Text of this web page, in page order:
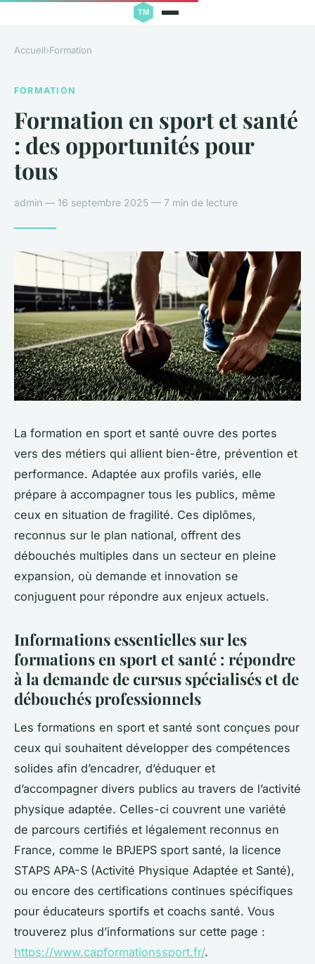
Accueil›Formation
FORMATION
Formation en sport et santé
: des opportunités pour
tous
admin — 16 septembre 2025 — 7 min de lecture
La formation en sport et santé ouvre des portes
vers des métiers qui allient bien-être, prévention et
performance. Adaptée aux profils variés, elle
prépare à accompagner tous les publics, même
ceux en situation de fragilité. Ces diplômes,
reconnus sur le plan national, offrent des
débouchés multiples dans un secteur en pleine
expansion, où demande et innovation se
conjuguent pour répondre aux enjeux actuels.
Informations essentielles sur les
formations en sport et santé : répondre
à la demande de cursus spécialisés et de
débouchés professionnels
Les formations en sport et santé sont conçues pour
ceux qui souhaitent développer des compétences
solides afin d’encadrer, d’éduquer et
d’accompagner divers publics au travers de l’activité
physique adaptée. Celles-ci couvrent une variété
de parcours certifiés et légalement reconnus en
France, comme le BPJEPS sport santé, la licence
STAPS APA-S (Activité Physique Adaptée et Santé),
ou encore des certifications continues spécifiques
pour éducateurs sportifs et coachs santé. Vous
trouverez plus d’informations sur cette page :
https://www.capformationssport.fr/.